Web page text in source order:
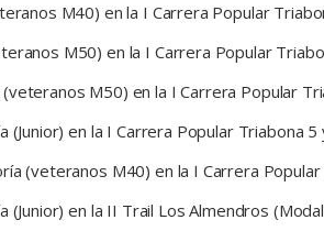
M40) en la I Carrera Popular
M50) en la I Carrera Popular
M50) en la I Carrera Popular
en la I Carrera Popular Triabona
(veteranos M40) en la I Carrera
en la II Trail Los Almendros